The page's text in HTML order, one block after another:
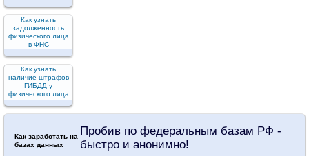
Как узнать
задолженность
физического лица
в ФНС
Как узнать
наличие штрафов
ГИБДД у
физического лица
по ФИО
Пробив по федеральным базам РФ -
быстро и анонимно!
Как заработать на
базах данных